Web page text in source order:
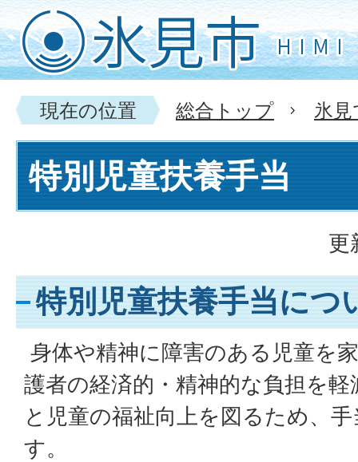
現在の位置 総合トップ 氷
特別児童扶養手当
更
特別児童扶養手当につ
身体や精神に障害のある児童を
護者の経済的・精神的な負担を
と児童の福祉向上を図るため、
す。